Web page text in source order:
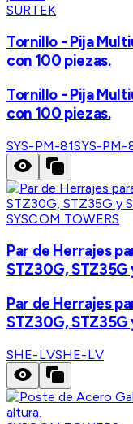
SURTEK
Tornillo - Pija
con 100 piezas.
Tornillo - Pija
con 100 piezas.
SYS-PM-81SYS-PM-
SYSCOM TOWERS
Par de Herrajes
STZ30G, STZ35G
Par de Herrajes
STZ30G, STZ35G
SHE-LVSHE-LV